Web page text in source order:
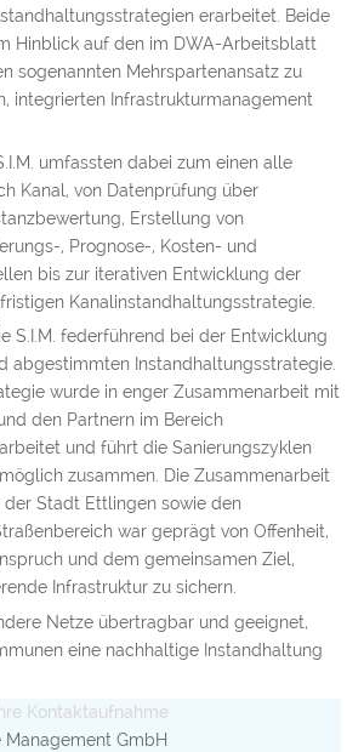
erarbeitet. Beide
Hinblick auf den im DWA-Arbeitsblatt
sogenannten Mehrspartenansatz zu
integrierten Infrastrukturmanagement
umfassten dabei zum einen alle
Kanal, von Datenprüfung über
Erstellung von
, Prognose-, Kosten- und
bis zur iterativen Entwicklung der
Kanalinstandhaltungsstrategie.
S.I.M. federführend bei der Entwicklung
abgestimmten Instandhaltungsstrategie.
wurde in enger Zusammenarbeit mit
den Partnern im Bereich
und führt die Sanierungszyklen
zusammen. Die Zusammenarbeit
Stadt Ettlingen sowie den
war geprägt von Offenheit,
und dem gemeinsamen Ziel,
Infrastruktur zu sichern.
Netze übertragbar und geeignet,
eine nachhaltige Instandhaltung
Kontaktaufnahme
GmbH